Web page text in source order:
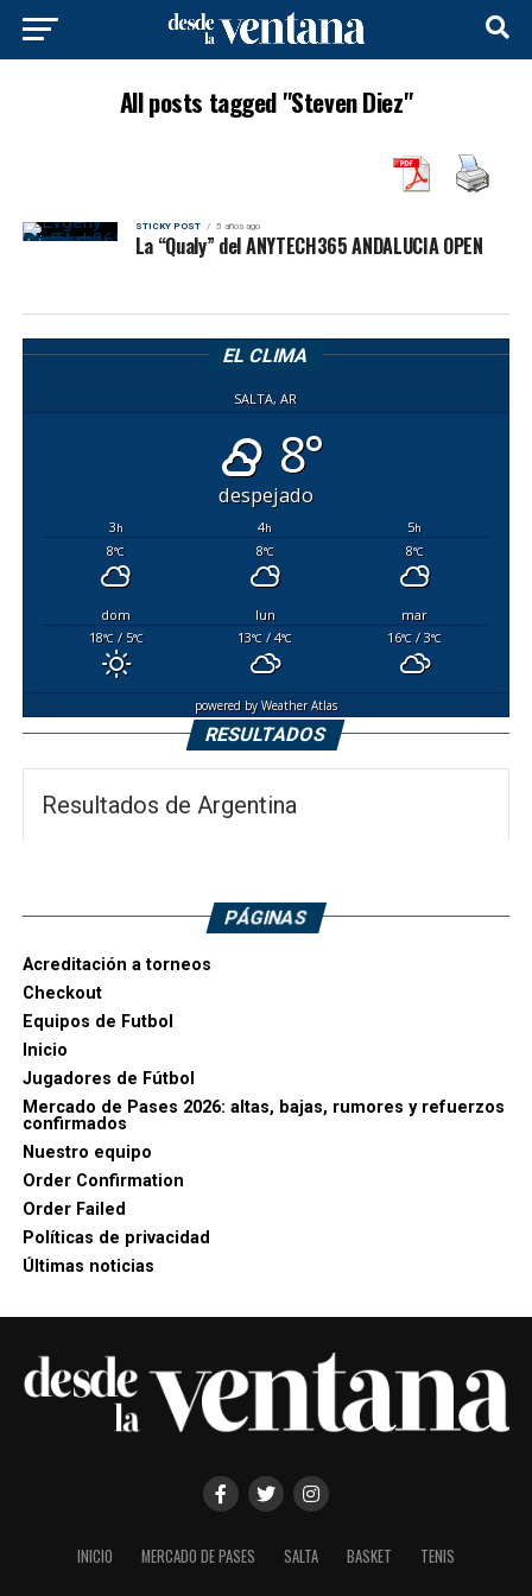
All posts tagged "Steven Diez"
STICKY POST 5 años ago
La “Qualy” del ANYTECH365 ANDALUCIA OPEN
EL CLIMA
SALTA, AR
8°
despejado
3h 4h 5h
8°C 8°C 8°C
dom lun
mar
18°C/ 5°C 13°C / 4°C 16°C / 3°C
powered byWeather Atlas
RESULTADOS
Resultados de Argentina
PÁGINAS
Acreditación a torneos
Checkout
Equipos de Futbol
Inicio
Jugadores de Fútbol
Mercado de Pases 2026: altas, bajas, rumores y refuerzos
confirmados
Nuestro equipo
Order Confirmation
Order Failed
Políticas de privacidad
Últimas noticias
INICIO MERCADO DE PASES SALTA BASKET TENIS